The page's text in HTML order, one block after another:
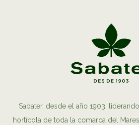
Sabater, desde el año 1903,
hortícola de toda la comarca del